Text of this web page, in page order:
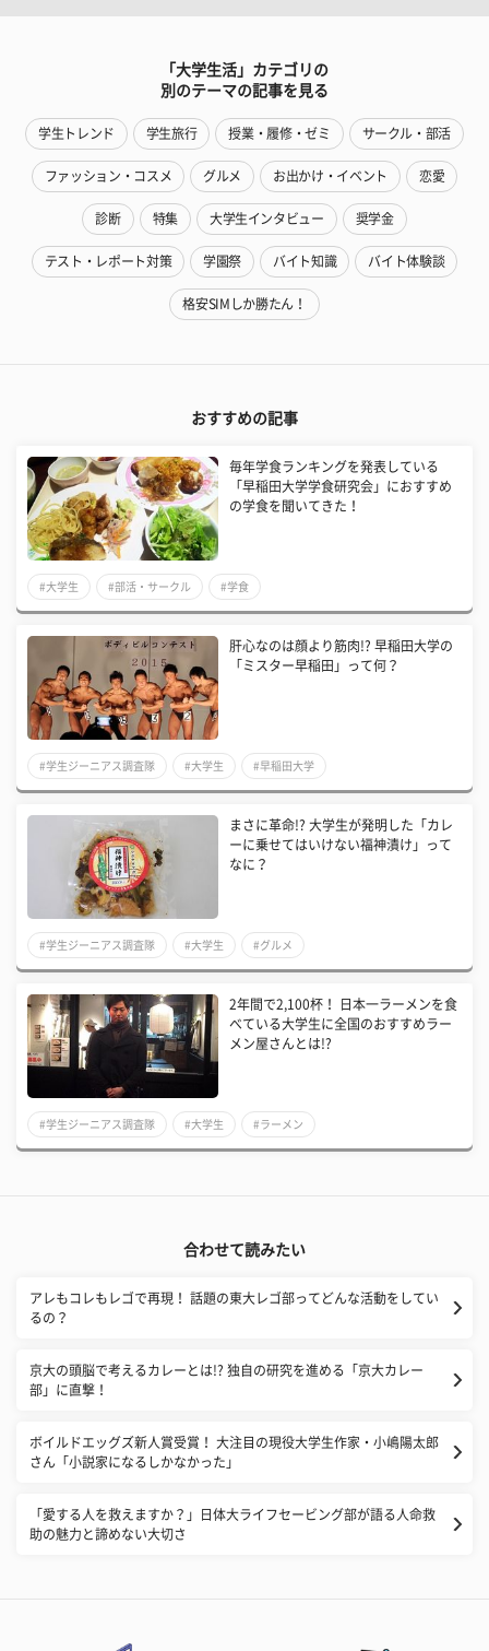
「大学生活」カテゴリの
別のテーマの記事を見る
学生トレンド 学生旅行 授業・履修・ゼミ サークル・部活
ファッション・コスメ グルメ お出かけ・イベント 恋愛
診断 特集 大学生インタビュー 奨学金
テスト・レポート対策 学園祭 バイト知識 バイト体験談
格安SIMしか勝たん！
おすすめの記事
毎年学食ランキングを発表している
「早稲田大学学食研究会」におすすめ
の学食を聞いてきた！
#大学生 #部活・サークル #学食
肝心なのは顔より筋肉!? 早稲田大学の
「ミスター早稲田」って何？
#学生ジーニアス調査隊 #大学生 #早稲田大学
まさに革命!? 大学生が発明した「カレ
ーに乗せてはいけない福神漬け」って
なに？
#学生ジーニアス調査隊 #大学生 #グルメ
2年間で2,100杯！ 日本一ラーメンを食
べている大学生に全国のおすすめラー
メン屋さんとは!?
#学生ジーニアス調査隊 #大学生 #ラーメン
合わせて読みたい
アレもコレもレゴで再現！ 話題の東大レゴ部ってどんな活動をしてい
るの？
京大の頭脳で考えるカレーとは!? 独自の研究を進める「京大カレー
部」に直撃！
ボイルドエッグズ新人賞受賞！ 大注目の現役大学生作家・小嶋陽太郎
さん「小説家になるしかなかった」
「愛する人を救えますか？」日体大ライフセービング部が語る人命救
助の魅力と諦めない大切さ